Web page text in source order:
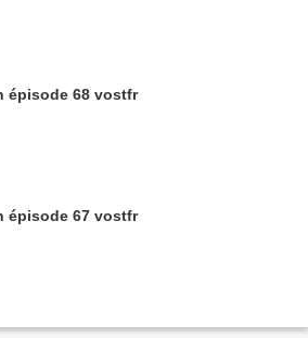
épisode 68 vostfr
épisode 67 vostfr